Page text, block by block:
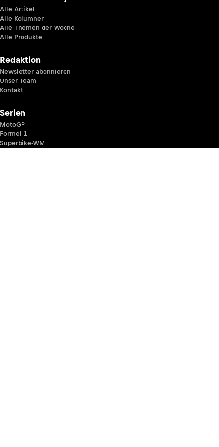
Alle Artikel
Alle Kolumnen
Alle Themen der Woche
Alle Produkte
Redaktion
Newsletter abonnieren
Unser Team
Kontakt
Serien
MotoGP
Formel 1
Superbike-WM